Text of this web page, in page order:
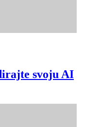
svoju AI